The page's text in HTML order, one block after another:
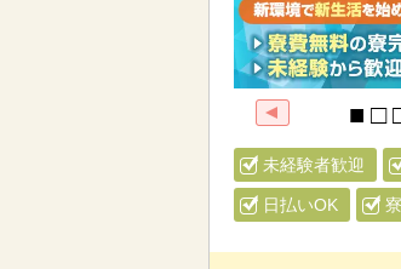
未経験者歓迎
日払いOK